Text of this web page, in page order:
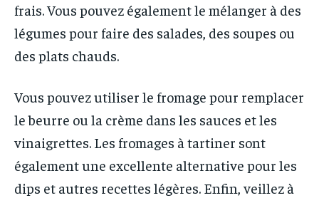
frais. Vous pouvez également le mélanger à des
légumes pour faire des salades, des soupes ou
des plats chauds.
Vous pouvez utiliser le fromage pour remplacer
le beurre ou la crème dans les sauces et les
vinaigrettes. Les fromages à tartiner sont
également une excellente alternative pour les
dips et autres recettes légères. Enfin, veillez à